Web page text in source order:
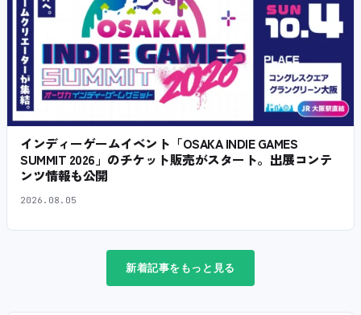
インディーゲームイベント「OSAKA INDIE GAMES
SUMMIT 2026」のチケット販売がスタート。出展コンテ
ンツ情報も公開
2026.08.05
新着記事をもっと見る